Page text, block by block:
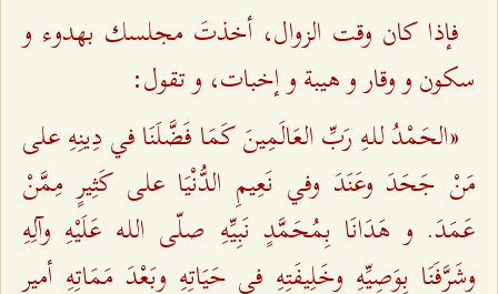
فإذا كان وقت الزوال، أخذتَ مجلسك بهدوء و
سكون و وقار و هيبة و إخبات، و تقول:
«الحَمْدُ للـهِ رَبِّ العَالَمِينَ كَمَا فَضَّلَنَا في دِينِهِ على
مَنْ جَحَدَ وعَنَدَ وفي نَعِيمِ الدُّنْيَا على كَثِيرٍ مِمَّنْ
عَمَدَ. و هَدَانَا بِمُحَمَّدٍ نَبِيِّهِ صلّى اللـه عَلَيْهِ وآلِهِ
وشَرَّفَنَا بِوَصِيِّهِ وخَلِيفَتِهِ في حَيَاتِهِ وبَعْدَ مَمَاتِهِ أمير